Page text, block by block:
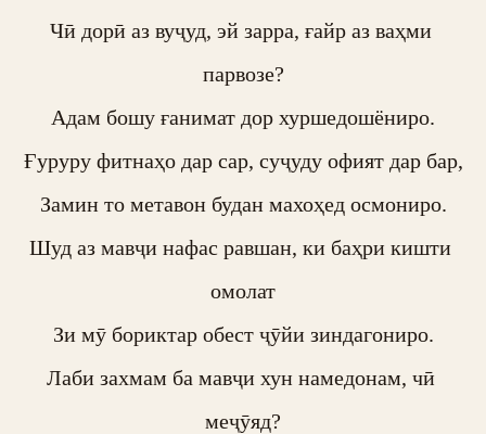
Чӣ дорӣ аз вуҷуд, эй зарра, ғайр аз ваҳми
парвозе?
Адам бошу ғанимат дор хуршедошёниро.
Ғуруру фитнаҳо дар сар, суҷуду офият дар бар,
Замин то метавон будан махоҳед осмониро.
Шуд аз мавҷи нафас равшан, ки баҳри кишти
омолат
Зи мӯ бориктар обест ҷӯйи зиндагониро.
Лаби захмам ба мавҷи хун намедонам, чӣ
меҷӯяд?